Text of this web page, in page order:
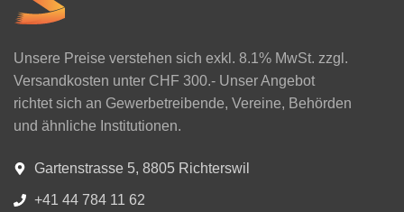
Unsere Preise verstehen sich exkl. 8.1% MwSt. zzgl.
Versandkosten unter CHF 300.- Unser Angebot
richtet sich an Gewerbetreibende, Vereine, Behörden
und ähnliche Institutionen.
Gartenstrasse 5, 8805 Richterswil
+41 44 784 11 62